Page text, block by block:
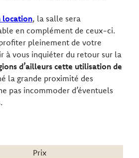
location, la salle sera
en complément de ceux-ci.
pleinement de votre
à vous inquiéter du retour sur la
d’ailleurs cette utilisation de
la grande proximité des
pas incommoder d’éventuels
Prix